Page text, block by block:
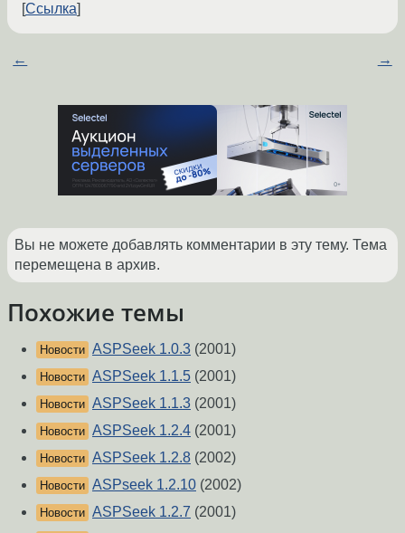
Ссылка
← →
Вы не можете добавлять комментарии в эту тему. Тема
перемещена в архив.
Похожие темы
Новости ASPSeek 1.0.3 (2001)
Новости ASPSeek 1.1.5 (2001)
Новости ASPSeek 1.1.3 (2001)
Новости ASPSeek 1.2.4 (2001)
Новости ASPSeek 1.2.8 (2002)
Новости ASPseek 1.2.10 (2002)
Новости ASPSeek 1.2.7 (2001)